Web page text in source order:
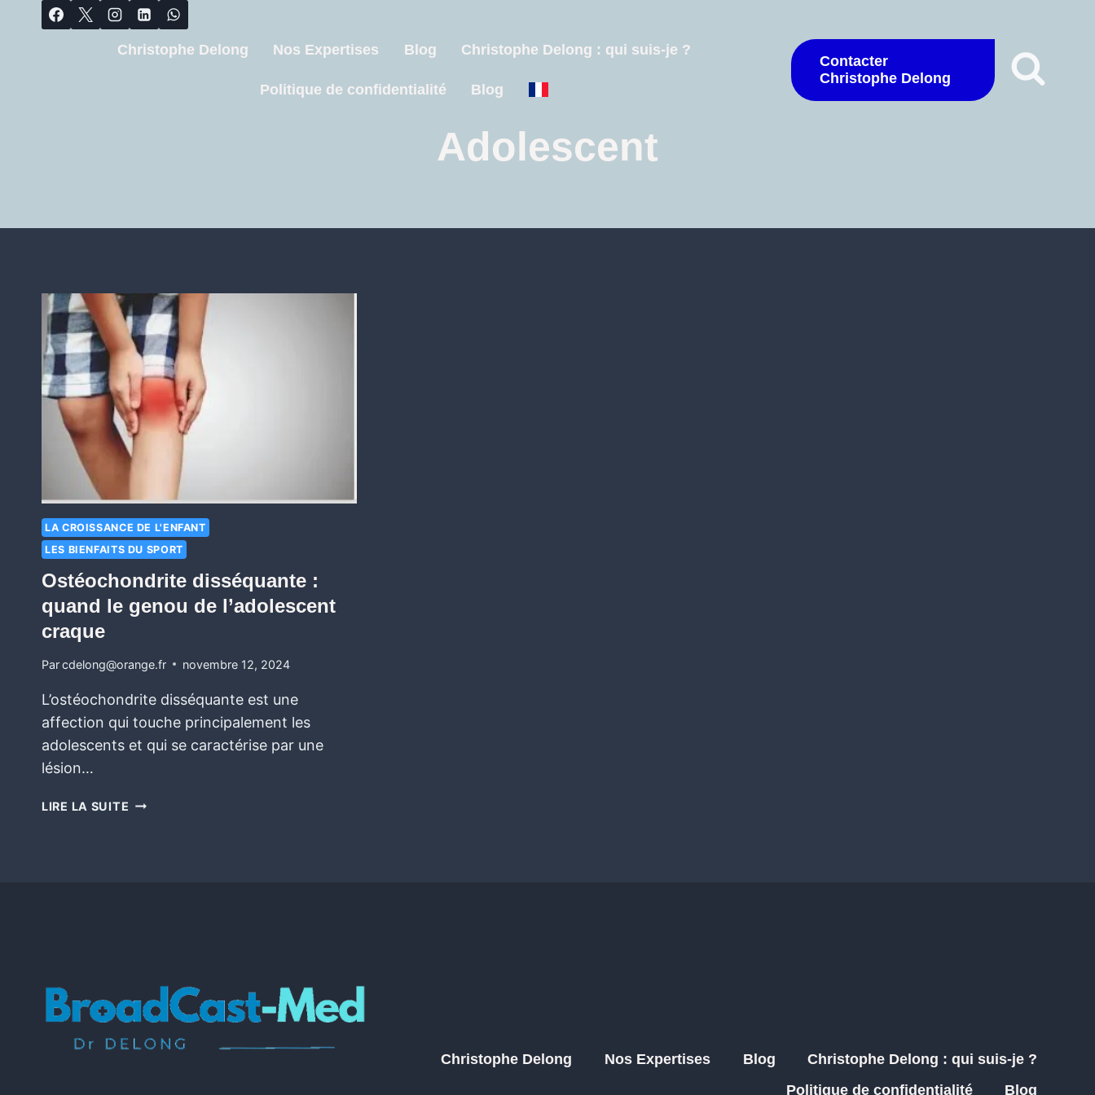
Christophe Delong Nos Expertises Blog Christophe Delong : qui suis-je ?
Politique de confidentialité Blog
Contacter
Christophe Delong
Adolescent
LA CROISSANCE DE L'ENFANT
LES BIENFAITS DU SPORT
Ostéochondrite disséquante :
quand le genou de l’adolescent
craque
Parcdelong@orange.fr novembre 12, 2024
L’ostéochondrite disséquante est une
affection qui touche principalement les
adolescents et qui se caractérise par une
lésion…
LIRE LA SUITE
Christophe Delong Nos Expertises Blog
Christophe Delong : qui suis-je ?
Politique de confidentialité
Blog